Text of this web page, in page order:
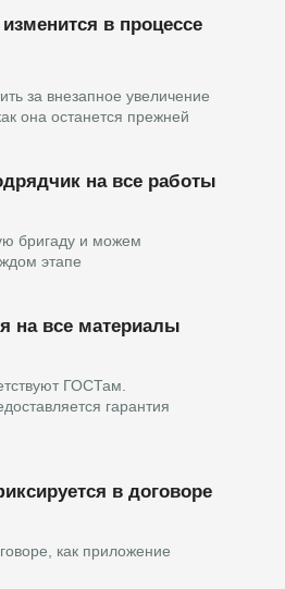
в процессе
за внезапное увеличение
она останется прежней
на все работы
бригаду и можем
этапе
на все материалы
ГОСТам.
гарантия
в договоре
как приложение